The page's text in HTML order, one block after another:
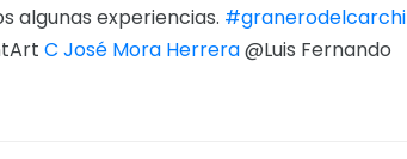
algunas experiencias. #granerodelcarchi
C José Mora Herrera@Luis Fernando